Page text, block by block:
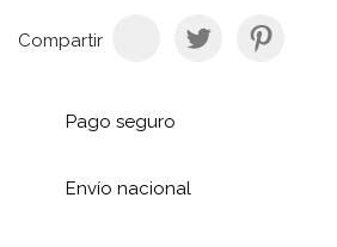
Compartir
Pago seguro
Envío nacional